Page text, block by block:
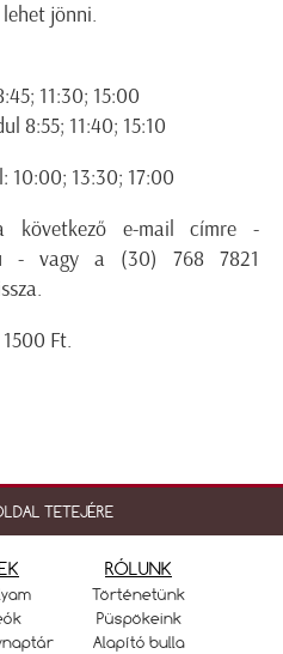
jönni.
11:30; 15:00
8:55; 11:40; 15:10
10:00; 13:30; 17:00
e-mail címre -
- vagy a (30) 768 7821
Ft.
TETEJÉRE
RÓLUNK
Történetünk
Püspökeink
Alapító bulla